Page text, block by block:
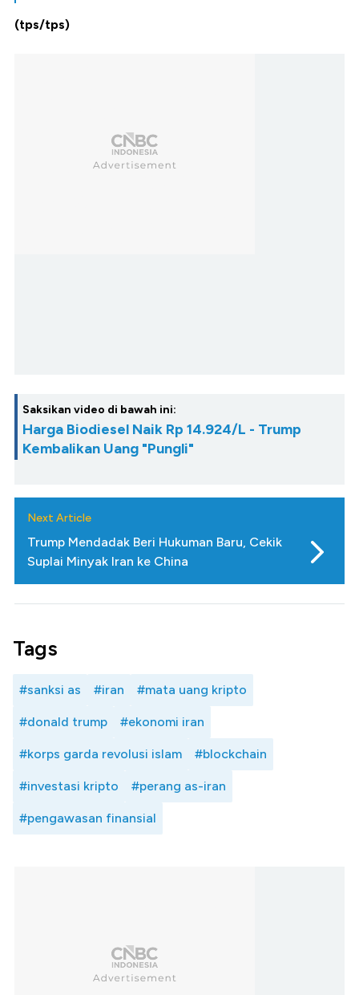
(tps/tps)
Saksikan video di bawah ini:
Harga Biodiesel Naik Rp 14.924/L - Trump
Kembalikan Uang "Pungli"
Next Article
Trump Mendadak Beri Hukuman Baru, Cekik
Suplai Minyak Iran ke China
Tags
#sanksi as #iran #mata uang kripto
#donald trump #ekonomi iran
#korps garda revolusi islam #blockchain
#investasi kripto #perang as-iran
#pengawasan finansial